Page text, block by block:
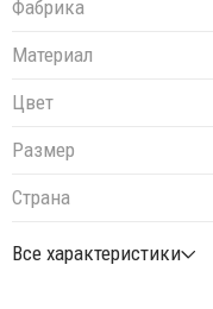
Фабрика
Материал
Цвет
Размер
Страна
Все характеристики